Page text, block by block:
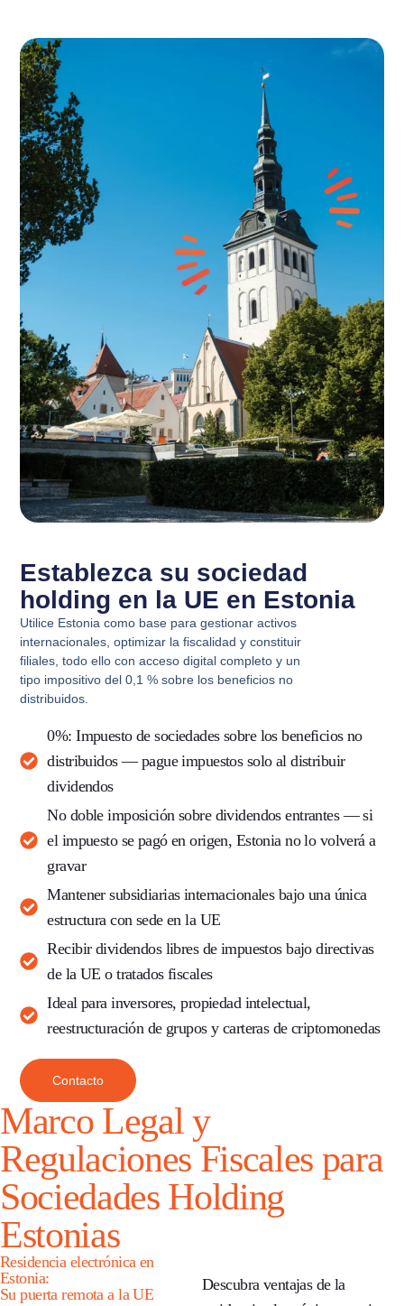
Establezca su sociedad
holding en la UE en Estonia
Utilice Estonia como base para gestionar activos
internacionales, optimizar la fiscalidad y constituir
filiales, todo ello con acceso digital completo y un
tipo impositivo del 0,1 % sobre los beneficios no
distribuidos.
0%: Impuesto de sociedades sobre los beneficios no
distribuidos— pague impuestos solo al distribuir
dividendos
No doble imposición sobre dividendos entrantes— si
el impuesto se pagó en origen, Estonia no lo volverá a
gravar
Mantener subsidiarias internacionalesbajo una única
estructura con sede en la UE
Recibir dividendos libres de impuestosbajo directivas
de la UE o tratados fiscales
Ideal para inversores, propiedad intelectual,
reestructuración de grupos y carteras de criptomonedas
Contacto
Marco Legal y
Regulaciones Fiscales para
Sociedades Holding
Estonias
Residencia electrónica en
Estonia:
Su puerta remota a la UE
Descubra ventajas de la